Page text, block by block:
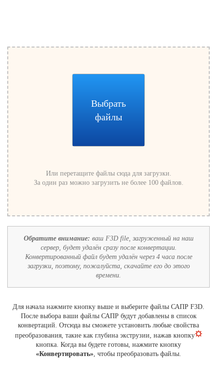
Выбрать
файлы
Или перетащите файлы сюда для загрузки.
За один раз можно загрузить не более 100 файлов.
Обратите внимание: ваш F3D file, загруженный на наш
сервер, будет удалён сразу после конвертации.
Конвертированный файл будет удалён через 4 часа после
загрузки, поэтому, пожалуйста, скачайте его до этого
времени.
Для начала нажмите кнопку выше и выберите файлы САПР F3D.
После выбора ваши файлы САПР будут добавлены в список
конвертаций. Отсюда вы сможете установить любые свойства
преобразования, такие как глубина экструзии, нажав кнопку
кнопка. Когда вы будете готовы, нажмите кнопку
«Конвертировать», чтобы преобразовать файлы.